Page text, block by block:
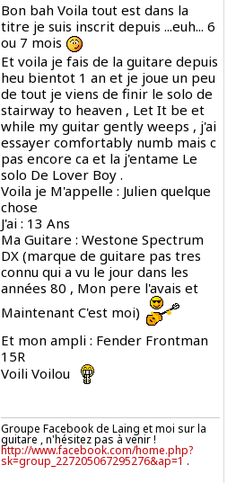
Bon bah Voila tout est dans la
titre je suis inscrit depuis ...euh... 6
ou 7 mois
Et voila je fais de la guitare depuis
heu bientot 1 an et je joue un peu
de tout je viens de finir le solo de
stairway to heaven , Let It be et
while my guitar gently weeps , j'ai
essayer comfortably numb mais c
pas encore ca et la j'entame Le
solo De Lover Boy .
Voila je M'appelle : Julien quelque
chose
J'ai : 13 Ans
Ma Guitare : Westone Spectrum
DX (marque de guitare pas tres
connu qui a vu le jour dans les
années 80 , Mon pere l'avais et
Maintenant C'est moi)
Et mon ampli : Fender Frontman
15R
Voili Voilou
Groupe Facebook de Laing et moi sur la
guitare , n'hésitez pas à venir !
http://www.facebook.com/home.php?
sk=group_227205067295276&ap=1 .